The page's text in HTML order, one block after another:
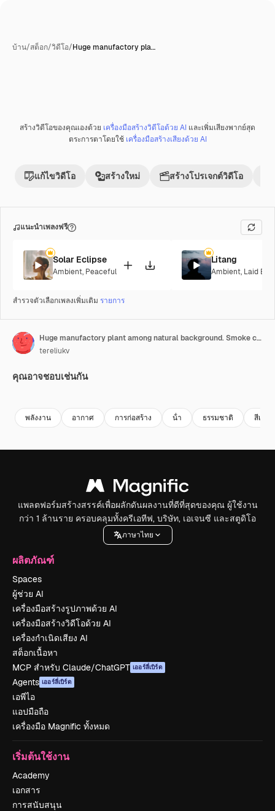
บ้าน/สต็อก/วิดีโอ/Huge manufactory pla…
พรีเมี่ยม
สร้างวิดีโอของคุณเองด้วย เครื่องมือสร้างวิดีโอด้วย AI และเพิ่มเสียงพากย์สุด
ตระการตาโดยใช้ เครื่องมือสร้างเสียงด้วย AI
แก้ไขวิดีโอ สร้างใหม่ สร้างโปรเจกต์วิดีโอ
แนะนำเพลงฟรี
Solar Eclipse
Ambient, Peaceful
Litang
Ambient, Laid
สำรวจตัวเลือกเพลงเพิ่มเติม รายการ
Huge manufactory plant among natural background. Smoke comes from pipes into the atmosphere near the river and green forest outdoors. Aerial view.
tereliukv
คุณอาจชอบเช่นกัน
พลังงาน อากาศ การก่อสร้าง น้ํา ธรรมชาติ สีเขียว
แพลตฟอร์มสร้างสรรค์เพื่อผลักดันผลงานที่ดีที่สุดของคุณ ผู้ใช้งาน
กว่า 1 ล้านราย ครอบคลุมทั้งครีเอทีฟ, บริษัท, เอเจนซี และสตูดิโอ
ภาษาไทย
ผลิตภัณฑ์
Spaces
ผู้ช่วย AI
เครื่องมือสร้างรูปภาพด้วย AI
เครื่องมือสร้างวิดีโอด้วย AI
เครื่องกำเนิดเสียง AI
สต็อกเนื้อหา
MCP สำหรับ Claude/ChatGPT เออร์ลี่เบิร์ด
Agents เออร์ลี่เบิร์ด
เอพีไอ
แอปมือถือ
เครื่องมือ Magnific ทั้งหมด
เริ่มต้นใช้งาน
Academy
เอกสาร
การสนับสนุน